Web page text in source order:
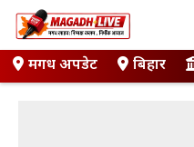
Skip
to
contentमगध अपडेट बिहार